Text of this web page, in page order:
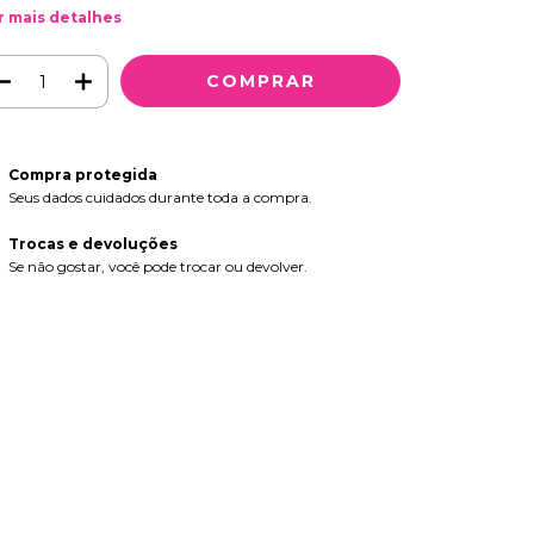
mais detalhes
Compra protegida
Seus dados cuidados durante toda a compra.
Trocas e devoluções
Se não gostar, você pode trocar ou devolver.